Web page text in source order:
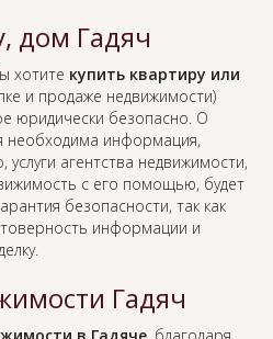
дом Гадяч
хотите купить квартиру или
и продаже недвижимости)
юридически безопасно. О
необходима информация,
агентства недвижимости,
с его помощью, будет
безопасности, так как
информации и
Гадяч
в Гадяче, благодаря